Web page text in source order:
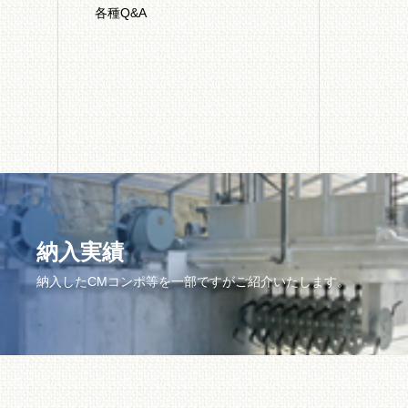
各種Q&A
納入実績
納入したCMコンポ等を一部ですがご紹介いたします。